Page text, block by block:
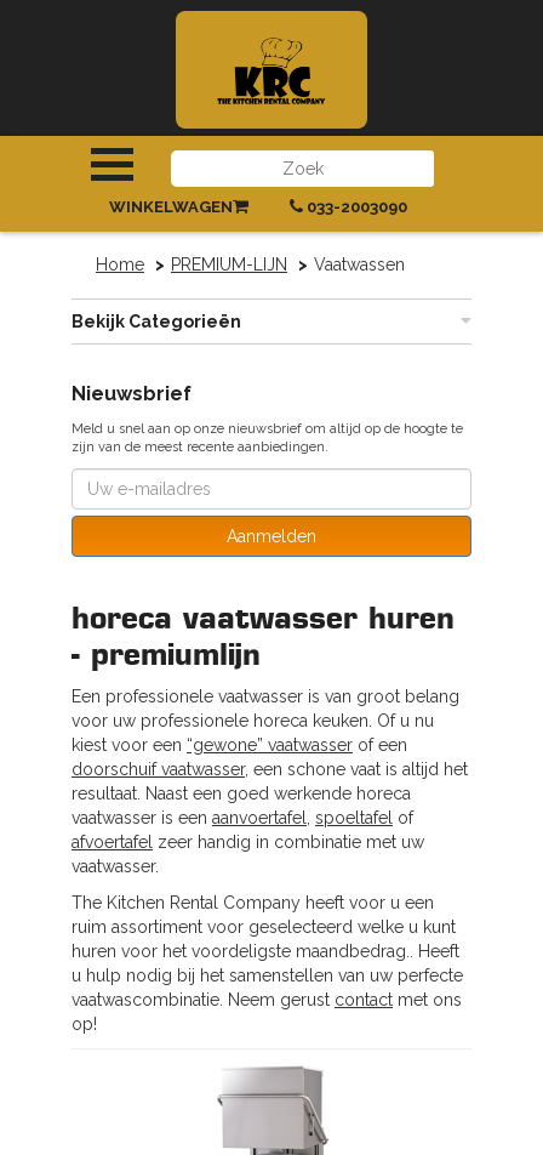
INLOGGEN|REGISTREREN
033-2003090
WINKELWAGEN
Home PREMIUM-LIJN Vaatwassen
Bekijk Categorieën
Nieuwsbrief
Meld u snel aan op onze nieuwsbrief om altijd op de hoogte te
zijn van de meest recente aanbiedingen.
Aanmelden
horeca vaatwasser huren
- premiumlijn
Een professionele vaatwasser is van groot belang
voor uw professionele horeca keuken. Of u nu
kiest voor een “gewone” vaatwasser of een
doorschuif vaatwasser, een schone vaat is altijd het
resultaat. Naast een goed werkende horeca
vaatwasser is een aanvoertafel spoeltafel of
afvoertafel zeer handig in combinatie met uw
vaatwasser.
The Kitchen Rental Company heeft voor u een
ruim assortiment voor geselecteerd welke u kunt
huren voor het voordeligste maandbedrag.. Heeft
u hulp nodig bij het samenstellen van uw perfecte
vaatwascombinatie. Neem gerust contact met ons
op!